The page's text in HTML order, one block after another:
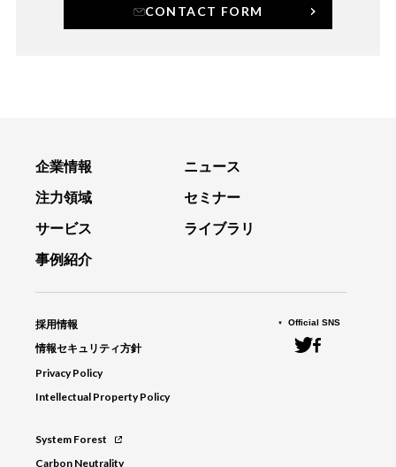
CONTACT FORM
企業情報
注力領域
サービス
事例紹介
ニュース
セミナー
ライブラリ
採用情報
情報セキュリティ方針
Privacy Policy
Intellectual Property Policy
System Forest
Carbon Neutrality
Official SNS